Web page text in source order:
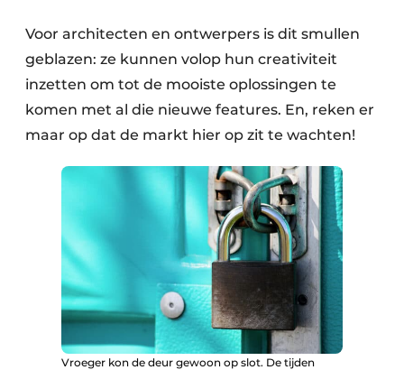
Voor architecten en ontwerpers is dit smullen
geblazen: ze kunnen volop hun creativiteit
inzetten om tot de mooiste oplossingen te
komen met al die nieuwe features. En, reken er
maar op dat de markt hier op zit te wachten!
Vroeger kon de deur gewoon op slot. De tijden